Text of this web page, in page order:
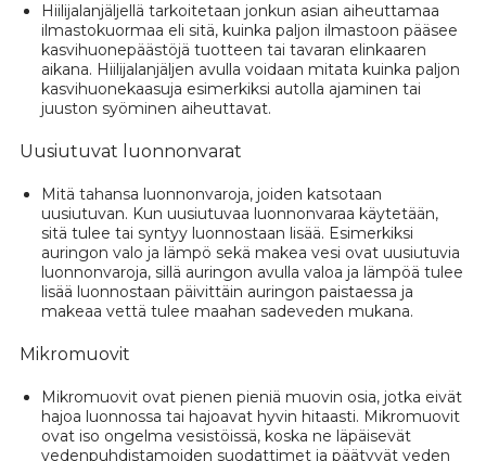
Hiilijalanjäljellä tarkoitetaan jonkun asian aiheuttamaa
ilmastokuormaa eli sitä, kuinka paljon ilmastoon pääsee
kasvihuonepäästöjä tuotteen tai tavaran elinkaaren
aikana. Hiilijalanjäljen avulla voidaan mitata kuinka paljon
kasvihuonekaasuja esimerkiksi autolla ajaminen tai
juuston syöminen aiheuttavat.
Uusiutuvat luonnonvarat
Mitä tahansa luonnonvaroja, joiden katsotaan
uusiutuvan. Kun uusiutuvaa luonnonvaraa käytetään,
sitä tulee tai syntyy luonnostaan lisää. Esimerkiksi
auringon valo ja lämpö sekä makea vesi ovat uusiutuvia
luonnonvaroja, sillä auringon avulla valoa ja lämpöä tulee
lisää luonnostaan päivittäin auringon paistaessa ja
makeaa vettä tulee maahan sadeveden mukana.
Mikromuovit
Mikromuovit ovat pienen pieniä muovin osia, jotka eivät
hajoa luonnossa tai hajoavat hyvin hitaasti. Mikromuovit
ovat iso ongelma vesistöissä, koska ne läpäisevät
vedenpuhdistamoiden suodattimet ja päätyvät veden